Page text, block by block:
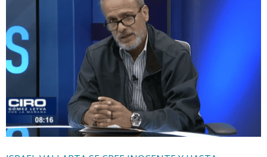
Colaboradores
Internacional
Cultura